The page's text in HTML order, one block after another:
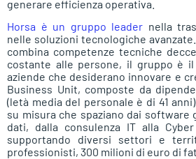
generare efficienza operativa.
Horsa è un gruppo leader nella
nelle soluzioni tecnologiche
combina competenze tecniche
costante alle persone, il gruppo è
aziende che desiderano innovare e
Business Unit, composte da
(letà media del personale è di 41
su misura che spaziano dai software
dati, dalla consulenza IT alla
supportando diversi settori e
professionisti, 300 milioni di euro di